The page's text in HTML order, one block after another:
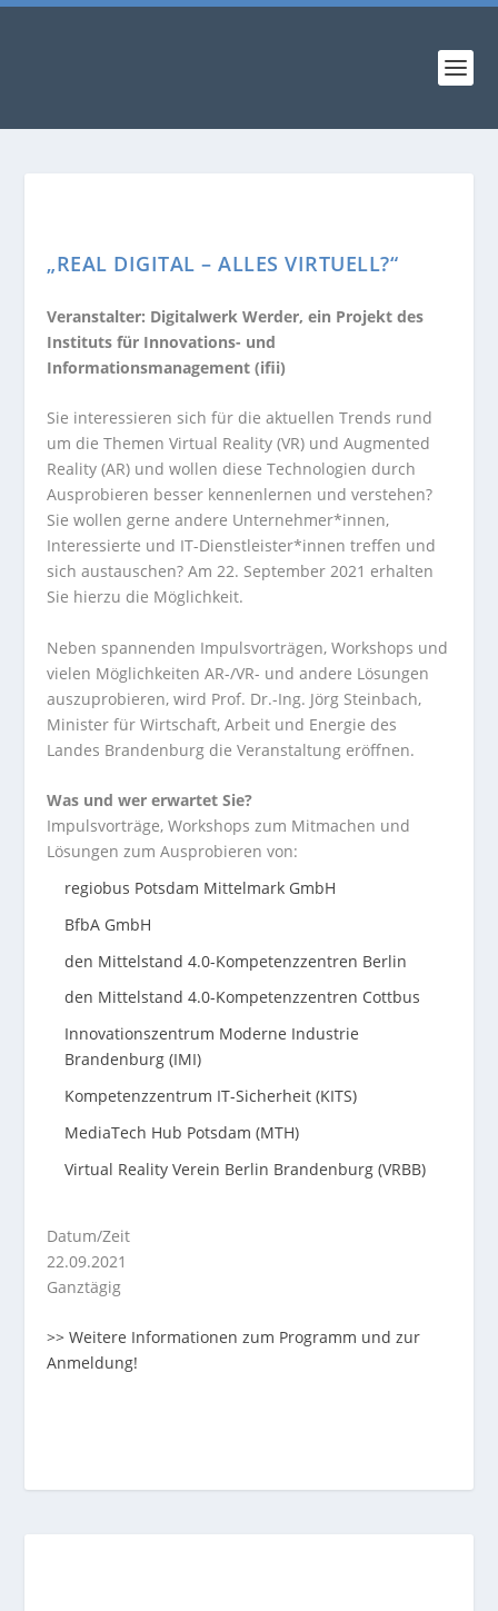
„REAL DIGITAL – ALLES VIRTUELL?“
Veranstalter: Digitalwerk Werder, ein Projekt des
Instituts für Innovations- und
Informationsmanagement (ifii)
Sie interessieren sich für die aktuellen Trends rund
um die Themen Virtual Reality (VR) und Augmented
Reality (AR) und wollen diese Technologien durch
Ausprobieren besser kennenlernen und verstehen?
Sie wollen gerne andere Unternehmer*innen,
Interessierte und IT-Dienstleister*innen treffen und
sich austauschen? Am 22. September 2021 erhalten
Sie hierzu die Möglichkeit.
Neben spannenden Impulsvorträgen, Workshops und
vielen Möglichkeiten AR-/VR- und andere Lösungen
auszuprobieren, wird Prof. Dr.-Ing. Jörg Steinbach,
Minister für Wirtschaft, Arbeit und Energie des
Landes Brandenburg die Veranstaltung eröffnen.
Was und wer erwartet Sie?
Impulsvorträge, Workshops zum Mitmachen und
Lösungen zum Ausprobieren von:
regiobus Potsdam Mittelmark GmbH
BfbA GmbH
den Mittelstand 4.0-Kompetenzzentren Berlin
den Mittelstand 4.0-Kompetenzzentren Cottbus
Innovationszentrum Moderne Industrie
Brandenburg (IMI)
Kompetenzzentrum IT-Sicherheit (KITS)
MediaTech Hub Potsdam (MTH)
Virtual Reality Verein Berlin Brandenburg (VRBB)
Datum/Zeit
22.09.2021
Ganztägig
>> Weitere Informationen zum Programm und zur
Anmeldung!